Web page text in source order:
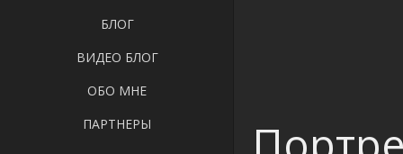
БЛОГ
ВИДЕО БЛОГ
ОБО МНЕ
ПАРТНЕРЫ